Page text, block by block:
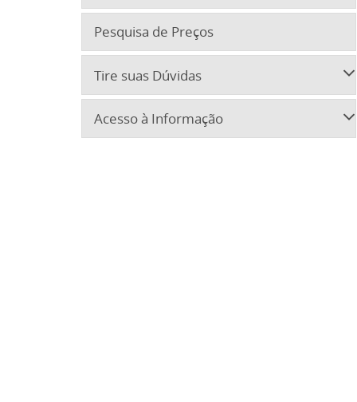
Pesquisa de Preços
Tire suas Dúvidas
Acesso à Informação